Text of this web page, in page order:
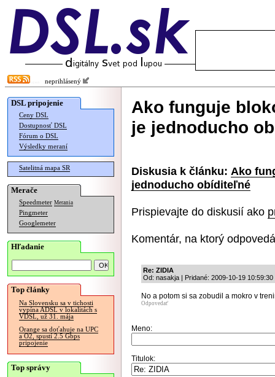
neprihlásený
DSL pripojenie
Ceny DSL
Dostupnosť DSL
Fórum o DSL
Výsledky meraní
Satelitná mapa SR
Merače
Speedmeter Merania
Pingmeter
Googlemeter
Hľadanie
Top články
Na Slovensku sa v tichosti
vypína ADSL v lokalitách s
VDSL, už 31. mája
Orange sa doťahuje na UPC
a O2, spustí 2.5 Gbps
pripojenie
Top správy
Ako funguje
je jednoducho
Diskusia k článku: Ako
jednoducho obíditeľné
Prispievajte do diskusií ako
Komentár, na ktorý
Re: ZIDIA
Od: nasakja | Pridané: 2009-10-19 10:59:30
No a potom si sa zobudil a mokro v
Odpovedať
Meno:
Titulok: